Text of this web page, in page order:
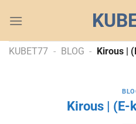
đến
dungKUBET77 - BLOG - Kirous |
Kirous | (E-